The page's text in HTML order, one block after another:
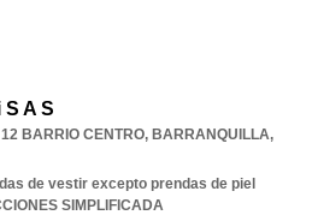
A S
BARRIO CENTRO, BARRANQUILLA,
de vestir excepto prendas de piel
SIMPLIFICADA